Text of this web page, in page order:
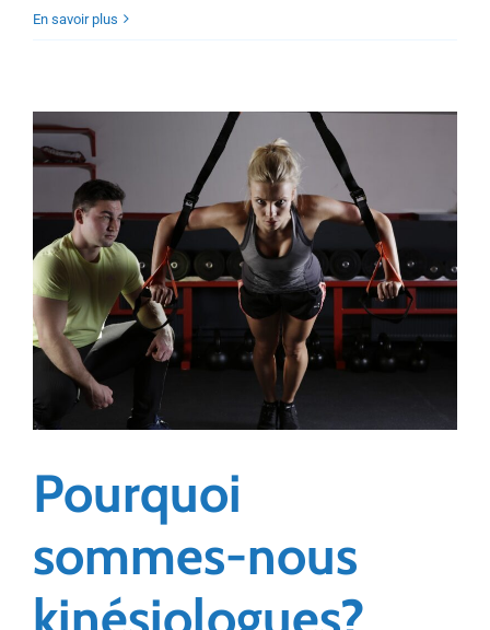
En savoir plus
Pourquoi
sommes-nous